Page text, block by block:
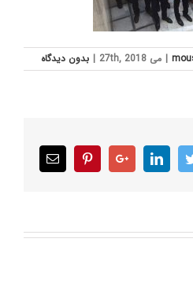
| می 27th, 2018 | بدون ديدگاه
Twitter
LinkedIn
Google+
Pinterest
Email